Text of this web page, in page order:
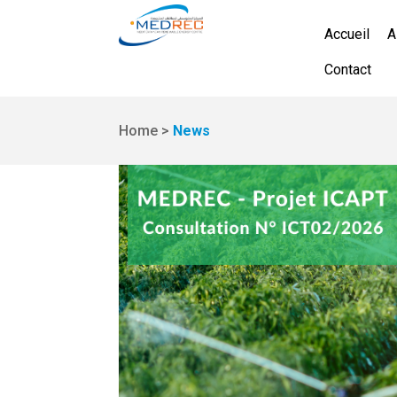
Accueil
Contact
Home > News